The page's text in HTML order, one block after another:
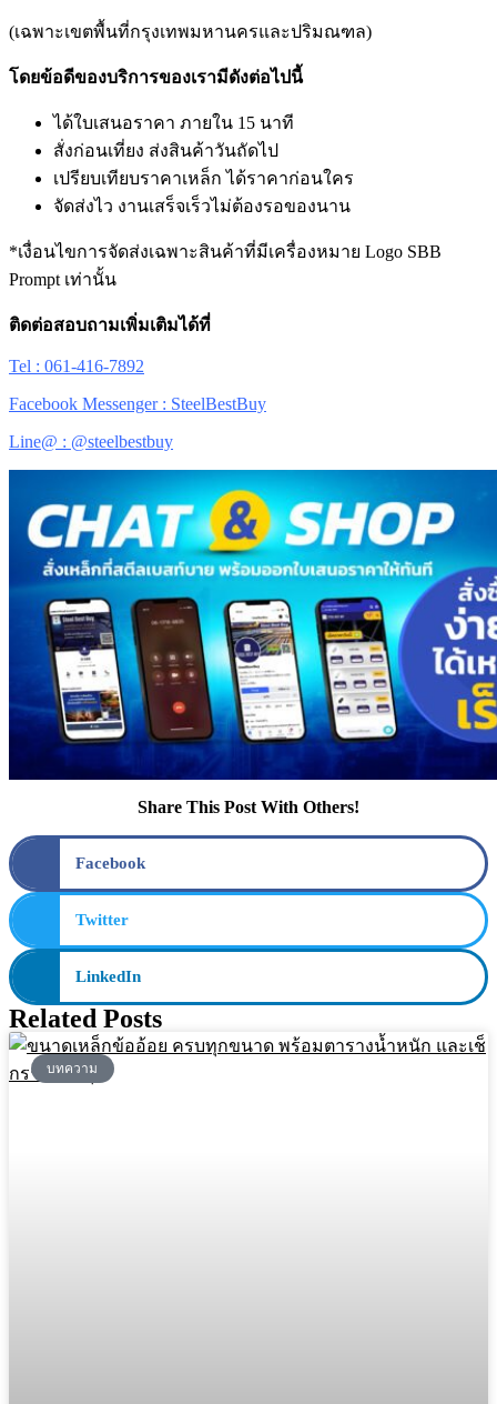
(เฉพาะเขตพื้นที่กรุงเทพมหานครและปริมณฑล)
โดยข้อดีของบริการของเรามีดังต่อไปนี้
ได้ใบเสนอราคา ภายใน 15 นาที
สั่งก่อนเที่ยง ส่งสินค้าวันถัดไป
เปรียบเทียบราคาเหล็ก ได้ราคาก่อนใคร
จัดส่งไว งานเสร็จเร็วไม่ต้องรอของนาน
*เงื่อนไขการจัดส่งเฉพาะสินค้าที่มีเครื่องหมาย Logo SBB
Prompt เท่านั้น
ติดต่อสอบถามเพิ่มเติมได้ที่
Tel : 061-416-7892
Facebook Messenger : SteelBestBuy
Line@ : @steelbestbuy
Share This Post With Others!
Facebook
Twitter
LinkedIn
Related Posts
บทความ